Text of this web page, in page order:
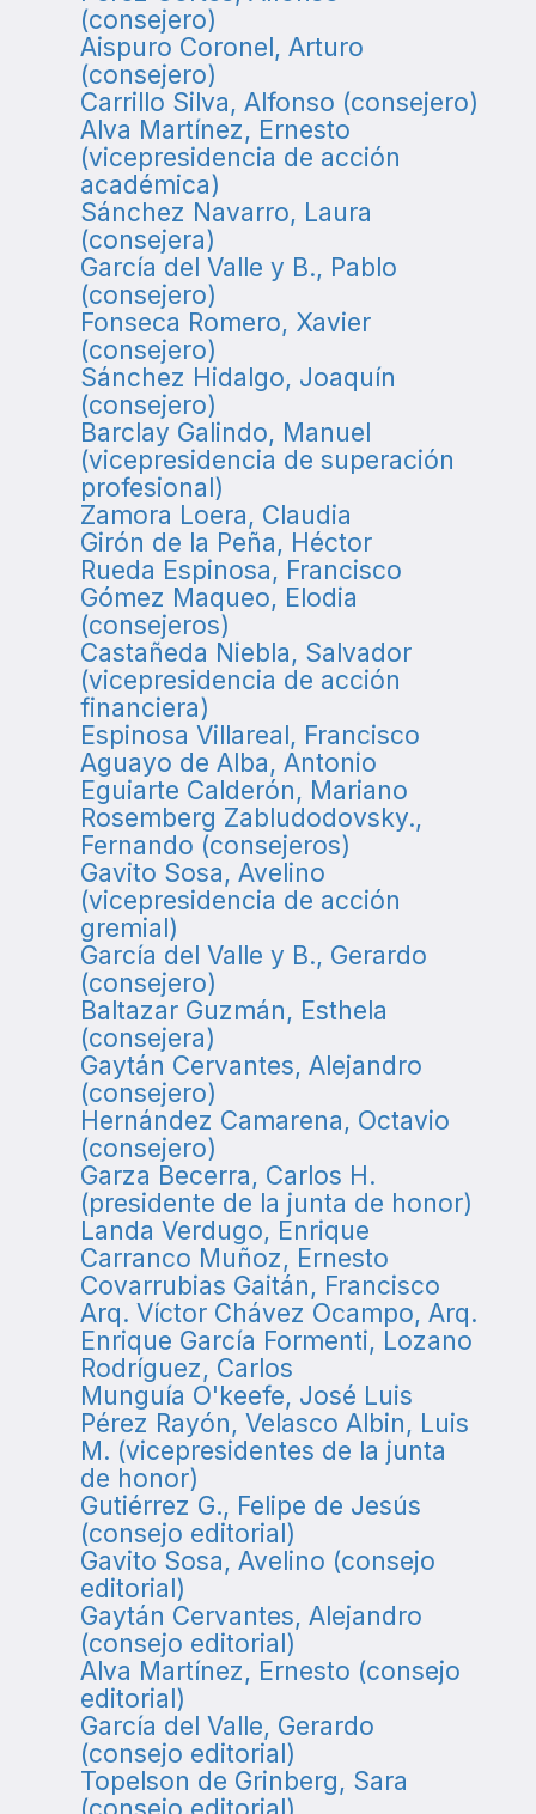
(consejero)
Aispuro Coronel, Arturo
(consejero)
Carrillo Silva, Alfonso (consejero)
Alva Martínez, Ernesto
(vicepresidencia de acción
académica)
Sánchez Navarro, Laura
(consejera)
García del Valle y B., Pablo
(consejero)
Fonseca Romero, Xavier
(consejero)
Sánchez Hidalgo, Joaquín
(consejero)
Barclay Galindo, Manuel
(vicepresidencia de superación
profesional)
Zamora Loera, Claudia
Girón de la Peña, Héctor
Rueda Espinosa, Francisco
Gómez Maqueo, Elodia
(consejeros)
Castañeda Niebla, Salvador
(vicepresidencia de acción
financiera)
Espinosa Villareal, Francisco
Aguayo de Alba, Antonio
Eguiarte Calderón, Mariano
Rosemberg Zabludodovsky.,
Fernando (consejeros)
Gavito Sosa, Avelino
(vicepresidencia de acción
gremial)
García del Valle y B., Gerardo
(consejero)
Baltazar Guzmán, Esthela
(consejera)
Gaytán Cervantes, Alejandro
(consejero)
Hernández Camarena, Octavio
(consejero)
Garza Becerra, Carlos H.
(presidente de la junta de honor)
Landa Verdugo, Enrique
Carranco Muñoz, Ernesto
Covarrubias Gaitán, Francisco
Arq. Víctor Chávez Ocampo, Arq.
Enrique García Formenti, Lozano
Rodríguez, Carlos
Munguía O'keefe, José Luis
Pérez Rayón, Velasco Albin, Luis
M. (vicepresidentes de la junta
de honor)
Gutiérrez G., Felipe de Jesús
(consejo editorial)
Gavito Sosa, Avelino (consejo
editorial)
Gaytán Cervantes, Alejandro
(consejo editorial)
Alva Martínez, Ernesto (consejo
editorial)
García del Valle, Gerardo
(consejo editorial)
Topelson de Grinberg, Sara